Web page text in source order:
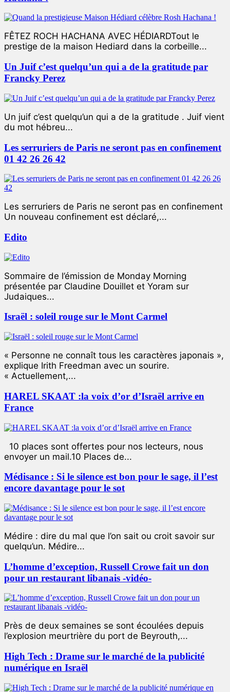
FÊTEZ ROCH HACHANA AVEC HÉDIARDTout le
prestige de la maison Hediard dans la corbeille...
Un Juif c’est quelqu’un qui a de la gratitude par
Francky Perez
Un juif c’est quelqu’un qui a de la gratitude . Juif vient
du mot hébreu...
Les serruriers de Paris ne seront pas en confinement
01 42 26 26 42
Les serruriers de Paris ne seront pas en confinement
Un nouveau confinement est déclaré,...
Edito
Sommaire de l’émission de Monday Morning
présentée par Claudine Douillet et Yoram sur
Judaiques...
Israël : soleil rouge sur le Mont Carmel
« Personne ne connaît tous les caractères japonais »,
explique Irith Freedman avec un sourire.
« Actuellement,...
HAREL SKAAT :la voix d’or d’Israël arrive en
France
10 places sont offertes pour nos lecteurs, nous
envoyer un mail.10 Places de...
Médisance : Si le silence est bon pour le sage, il l’est
encore davantage pour le sot
Médire : dire du mal que l’on sait ou croit savoir sur
quelqu’un. Médire...
L’homme d’exception, Russell Crowe fait un don
pour un restaurant libanais -vidéo-
Près de deux semaines se sont écoulées depuis
l’explosion meurtrière du port de Beyrouth,...
High Tech : Drame sur le marché de la publicité
numérique en Israël